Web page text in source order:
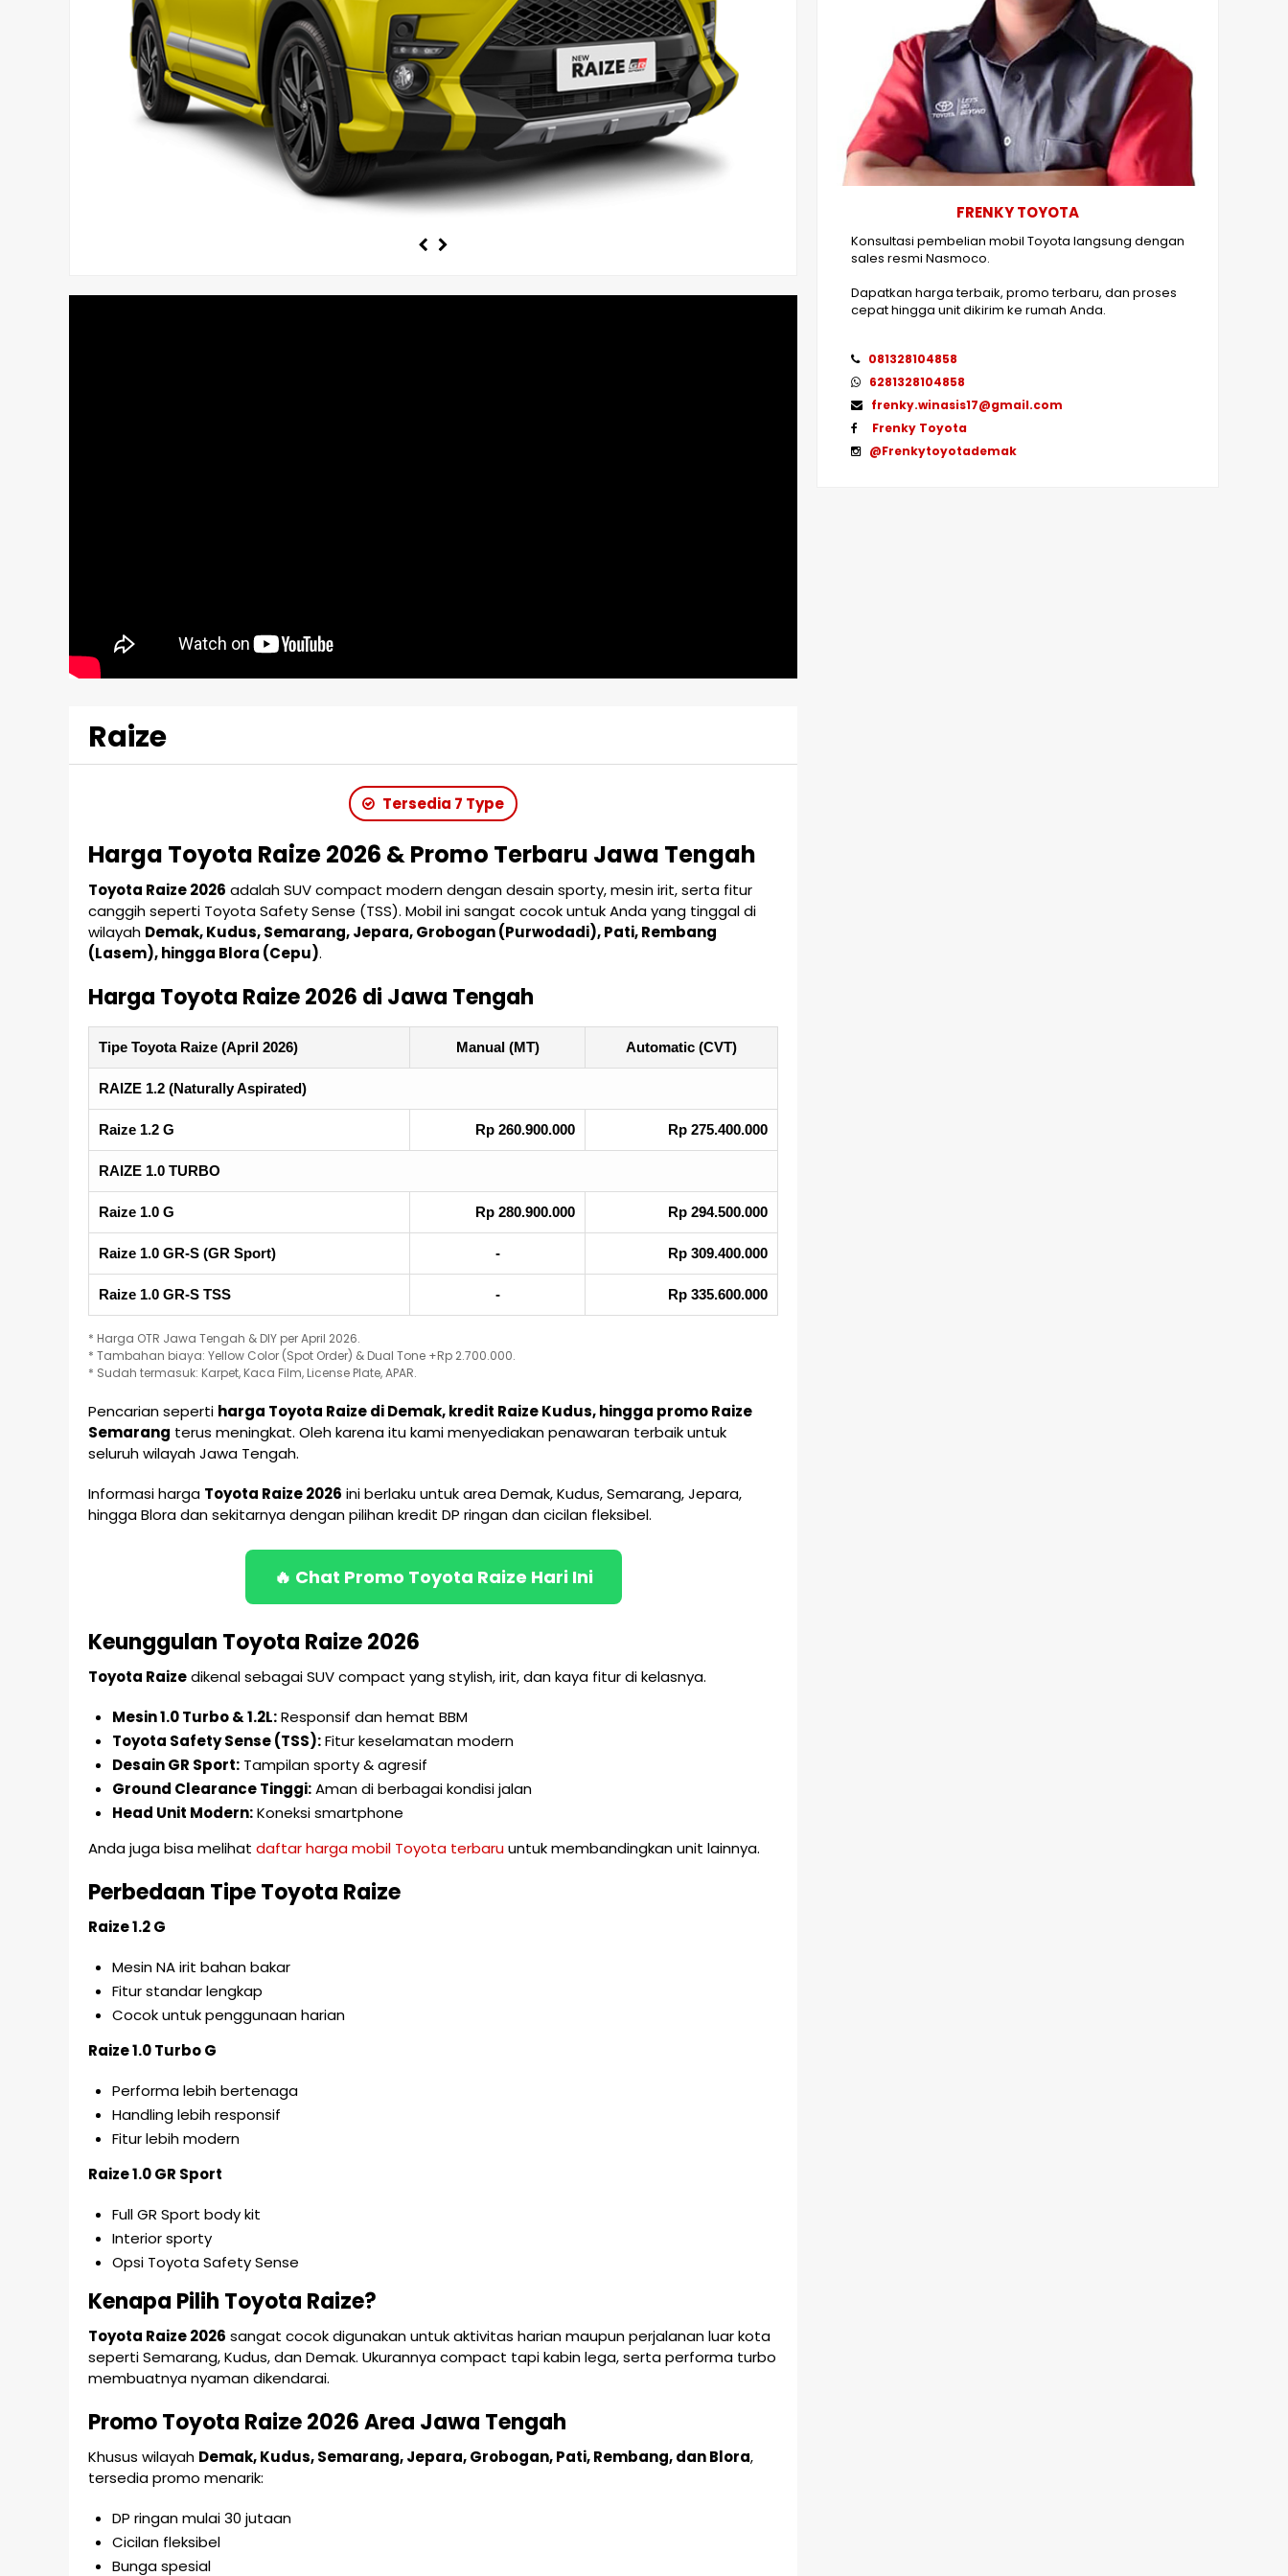
FRENKY TOYOTA
Konsultasi pembelian mobil Toyota langsung dengan
sales resmi Nasmoco.
Dapatkan harga terbaik, promo terbaru, dan proses
cepat hingga unit dikirim ke rumah Anda.
081328104858
6281328104858
frenky.winasis17@gmail.com
Frenky Toyota
@Frenkytoyotademak
Raize
Tersedia 7 Type
Harga Toyota Raize 2026 & Promo Terbaru Jawa Tengah
Toyota Raize 2026 adalah SUV compact modern dengan desain sporty, mesin irit, serta fitur
canggih seperti Toyota Safety Sense (TSS). Mobil ini sangat cocok untuk Anda yang tinggal di
wilayah Demak, Kudus, Semarang, Jepara, Grobogan (Purwodadi), Pati, Rembang
(Lasem), hingga Blora (Cepu).
Harga Toyota Raize 2026 di Jawa Tengah
Tipe Toyota Raize (April 2026) Manual (MT) Automatic (CVT)
RAIZE 1.2 (Naturally Aspirated)
Raize 1.2 G Rp 260.900.000 Rp 275.400.000
RAIZE 1.0 TURBO
Raize 1.0 G Rp 280.900.000 Rp 294.500.000
Raize 1.0 GR-S (GR Sport) - Rp 309.400.000
Raize 1.0 GR-S TSS - Rp 335.600.000
* Harga OTR Jawa Tengah & DIY per April 2026.
* Tambahan biaya: Yellow Color (Spot Order) & Dual Tone +Rp 2.700.000.
* Sudah termasuk: Karpet, Kaca Film, License Plate, APAR.
Pencarian seperti harga Toyota Raize di Demak, kredit Raize Kudus, hingga promo Raize
Semarang terus meningkat. Oleh karena itu kami menyediakan penawaran terbaik untuk
seluruh wilayah Jawa Tengah.
Informasi harga Toyota Raize 2026 ini berlaku untuk area Demak, Kudus, Semarang, Jepara,
hingga Blora dan sekitarnya dengan pilihan kredit DP ringan dan cicilan fleksibel.
🔥 Chat Promo Toyota Raize Hari Ini
Keunggulan Toyota Raize 2026
Toyota Raizedikenal sebagai SUV compact yang stylish, irit, dan kaya fitur di kelasnya.
Mesin 1.0 Turbo & 1.2L:Responsif dan hemat BBM
Toyota Safety Sense (TSS):Fitur keselamatan modern
Desain GR Sport: Tampilan sporty & agresif
Ground Clearance Tinggi:Aman di berbagai kondisi jalan
Head Unit Modern:Koneksi smartphone
Anda juga bisa melihat daftar harga mobil Toyota terbaruuntuk membandingkan unit lainnya.
Perbedaan Tipe Toyota Raize
Raize 1.2 G
Mesin NA irit bahan bakar
Fitur standar lengkap
Cocok untuk penggunaan harian
Raize 1.0 Turbo G
Performa lebih bertenaga
Handling lebih responsif
Fitur lebih modern
Raize 1.0 GR Sport
Full GR Sport body kit
Interior sporty
Opsi Toyota Safety Sense
Kenapa Pilih Toyota Raize?
Toyota Raize 2026 sangat cocok digunakan untuk aktivitas harian maupun perjalanan luar kota
seperti Semarang, Kudus, dan Demak. Ukurannya compact tapi kabin lega, serta performa turbo
membuatnya nyaman dikendarai.
Promo Toyota Raize 2026 Area Jawa Tengah
Khusus wilayah Demak, Kudus, Semarang, Jepara, Grobogan, Pati, Rembang, dan Blora,
tersedia promo menarik:
DP ringan mulai 30 jutaan
Cicilan fleksibel
Bunga spesial